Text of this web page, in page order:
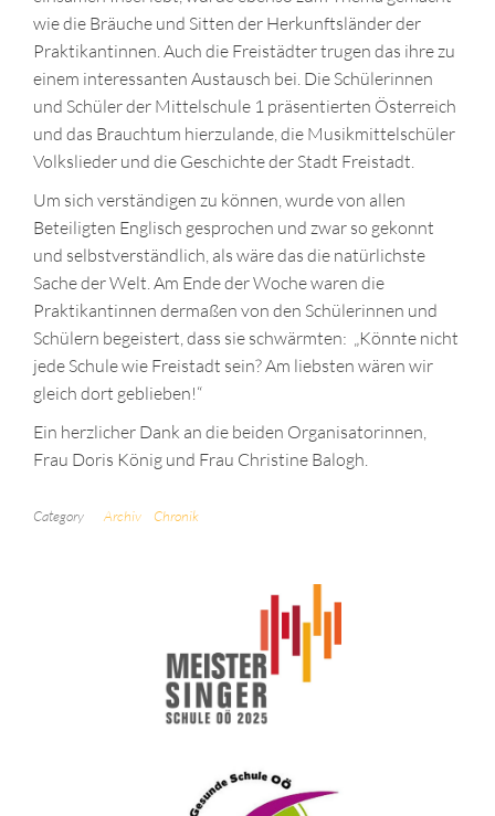
wie die Bräuche und Sitten der Herkunftsländer der
Praktikantinnen. Auch die Freistädter trugen das ihre zu
einem interessanten Austausch bei. Die Schülerinnen
und Schüler der Mittelschule 1 präsentierten Österreich
und das Brauchtum hierzulande, die Musikmittelschüler
Volkslieder und die Geschichte der Stadt Freistadt.
Um sich verständigen zu können, wurde von allen
Beteiligten Englisch gesprochen und zwar so gekonnt
und selbstverständlich, als wäre das die natürlichste
Sache der Welt. Am Ende der Woche waren die
Praktikantinnen dermaßen von den Schülerinnen und
Schülern begeistert, dass sie schwärmten: „Könnte nicht
jede Schule wie Freistadt sein? Am liebsten wären wir
gleich dort geblieben!“
Ein herzlicher Dank an die beiden Organisatorinnen,
Frau Doris König und Frau Christine Balogh.
Category Archiv Chronik